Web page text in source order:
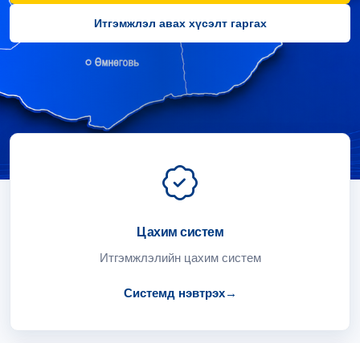
Итгэмжлэл авах хүсэлт гаргах
Цахим систем
Итгэмжлэлийн цахим систем
Системд нэвтрэх→